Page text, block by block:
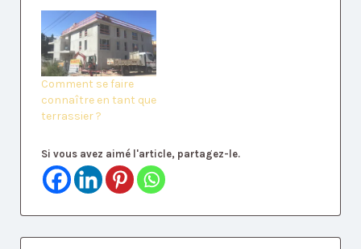
Comment se faire
connaître en tant que
terrassier ?
Si vous avez aimé l'article, partagez-le.